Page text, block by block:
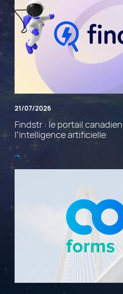
21/07/2026
Findstr : le portail
l’intelligence artificielle